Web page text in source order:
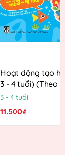
Hoạt động tạo
3 - 4 tuổi) (Theo
Chương trình
3 - 4 tuổi
11.500₫